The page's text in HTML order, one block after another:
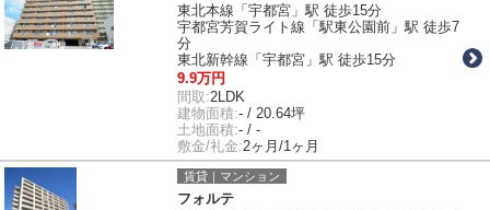
東北本線「宇都宮」駅 徒歩15分
宇都宮芳賀ライト線「駅東公園前」駅 徒歩7
分
東北新幹線「宇都宮」駅 徒歩15分
9.9万円
間取:2LDK
建物面積:- / 20.64坪
土地面積:- / -
敷金/礼金:2ヶ月/1ヶ月
賃貸｜マンション
フォルテ